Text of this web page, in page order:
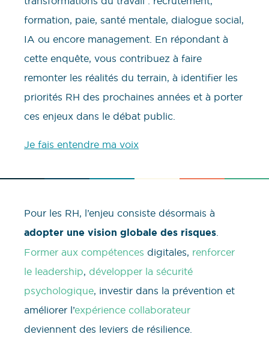
formation, paie, santé mentale, dialogue social,
IA ou encore management. En répondant à
cette enquête, vous contribuez à faire
remonter les réalités du terrain, à identifier les
priorités RH des prochaines années et à porter
ces enjeux dans le débat public.
Je fais entendre ma voix
Pour les RH, l’enjeu consiste désormais à
adopter une vision globale des risques
Former aux compétences digitales, renforcer
le leadership, développer la sécurité
psychologique, investir dans la prévention et
améliorer l’expérience collaborateur
deviennent des leviers de résilience.